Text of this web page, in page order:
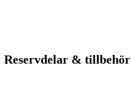
Reservdelar & tillbehör